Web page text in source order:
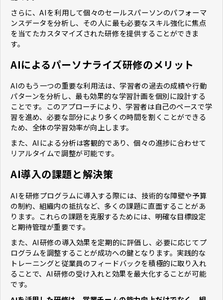
さらに、AIを利用して個々のセールスパーソンのパフォーマ
ンスデータを分析し、その人に最も必要なスキル強化に焦点
を当てたカスタマイズされた研修を提供することができま
す。
AIによるパーソナライズ研修のメリット
AIのもう一つの重要な利用法は、学習者の過去の成績や行動
パターンを分析し、最も効果的な学習計画を個別に設計する
ことです。このアプローチにより、学習者は自己のペースで学
習を進め、必要な部分により多くの時間を割くことができる
ため、全体の学習効率が向上します。
また、AIによる分析は客観的であり、個々の進捗に合わせて
リアルタイムで調整が可能です。
AI導入の課題と解決策
AIを研修プログラムに導入する際には、技術的な障壁や予算
の制約、組織内の抵抗など、多くの課題に直面することがあ
ります。これらの課題を克服するためには、明確な目標設定
と期待管理が重要です。
また、AI研修の導入効果を定期的に評価し、必要に応じてプ
ログラムを調整することが成功への鍵となります。実践的な
トレーニングと従業員のフィードバックを積極的に取り入れ
ることで、AI研修の受け入れと効果を最大化することが可能
です。